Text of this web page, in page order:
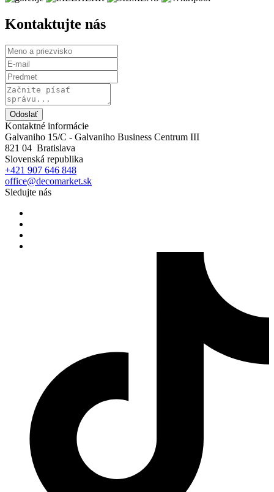
Kontaktujte nás
Odoslať
Kontaktné informácie
Galvaniho 15/C - Galvaniho Business Centrum III
821 04 Bratislava
Slovenská republika
+421 907 646 848
office@decomarket.sk
Sledujte nás